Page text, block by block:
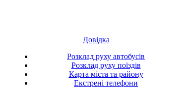
Довідка
Розклад руху автобусів
Розклад руху поїздів
Карта міста та району
Екстрені телефони